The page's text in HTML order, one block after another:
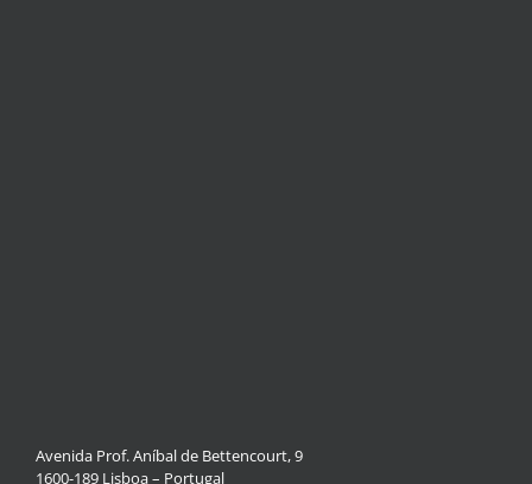
Avenida Prof. Aníbal de Bettencourt, 9
1600-189 Lisboa – Portugal